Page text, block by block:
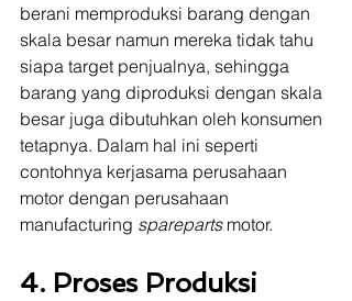
berani memproduksi barang dengan
skala besar namun mereka tidak tahu
siapa target penjualnya, sehingga
barang yang diproduksi dengan skala
besar juga dibutuhkan oleh konsumen
tetapnya. Dalam hal ini seperti
contohnya kerjasama perusahaan
motor dengan perusahaan
manufacturing spareparts motor.
4. Proses Produksi